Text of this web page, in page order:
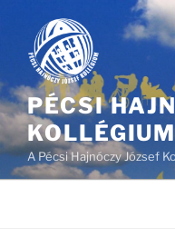
PÉCSI
A Pécsi Hajnóczy József